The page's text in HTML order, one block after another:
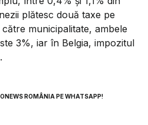
plătesc două taxe pe
municipalitate, ambele
3%, iar în Belgia, impozitul
ROMÂNIA PE WHATSAPP!